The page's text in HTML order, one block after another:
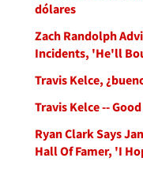
dólares
Zach Randolph
Incidents, 'He'll
Travis Kelce,
Travis Kelce --
Ryan Clark Says
Hall Of Famer, 'I